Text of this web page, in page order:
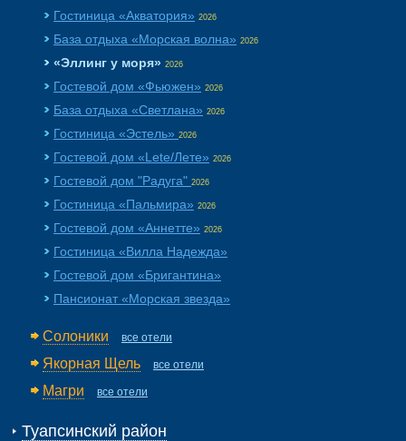
Гостиница «Акватория» 2026
База отдыха «Морская волна» 2026
«Эллинг у моря» 2026
Гостевой дом «Фьюжен» 2026
База отдыха «Светлана» 2026
Гостиница «Эстель» 2026
Гостевой дом «Lete/Лете» 2026
Гостевой дом "Радуга" 2026
Гостиница «Пальмира» 2026
Гостевой дом «Аннетте» 2026
Гостиница «Вилла Надежда»
Гостевой дом «Бригантина»
Пансионат «Морская звезда»
Солоники все отели
Якорная Щель все отели
Магри все отели
Туапсинский район